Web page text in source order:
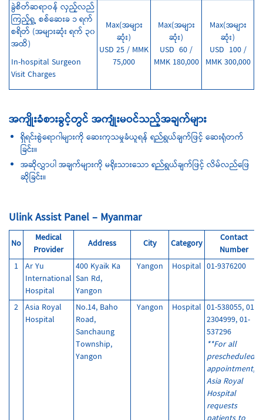
ခွဲစိတ်ဆရာဝန် လှည့်လည်
ကြည့်ရှု့ စစ်ဆေးခ ၁ ရက်
စရိတ် (အများဆုံး ရက် ၃၀
အထိ)
In-hospital Surgeon
Visit Charges
Max(အများ
ဆုံး)
USD 25 / MMK
75,000
Max(အများ
ဆုံး)
USD 60 /
MMK 180,000
Max(အများ
ဆုံး)
USD 100 /
MMK 300,000
အကျိုးခံစားခွင့်တွင် အကျုံးမဝင်သည့်အချက်များ
ရှိရင်းစွဲရောဂါများကို ဆေးကုသမှုခံယူရန် ရည်ရွယ်ချက်ဖြင့် ဆေးရုံတက်
ခြင်း။
အဆိုလွှာပါ အချက်များကို မရိုးသားသော ရည်ရွယ်ချက်ဖြင့် လိမ်လည်ဖြေ
ဆိုခြင်း။
Ulink Assist Panel – Myanmar
No
Medical
Provider
Address City Category
Contact
Number
1 Ar Yu
International
Hospital
400 Kyaik Ka
San Rd,
Yangon
Yangon Hospital 01-9376200
2 Asia Royal
Hospital
No.14, Baho
Road,
Sanchaung
Township,
Yangon
Yangon Hospital 01-538055, 01-
2304999, 01-
537296
**For all
prescheduled
appointment,
Asia Royal
Hospital
requests